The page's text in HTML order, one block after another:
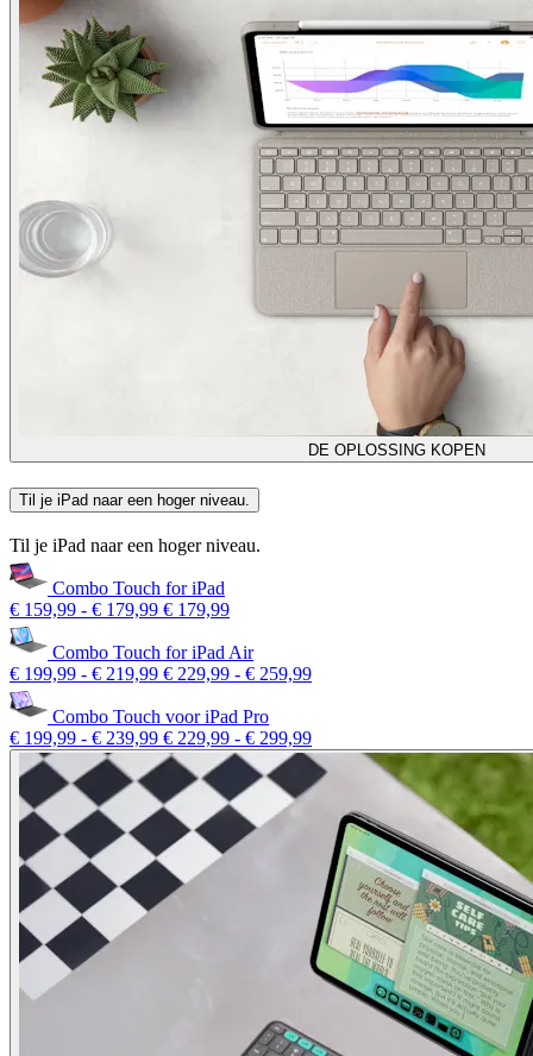
DE OPLOSSING KOPEN
Til je iPad naar een hoger niveau.
Til je iPad naar een hoger niveau.
Combo Touch for iPad
€ 159,99 - € 179,99 € 179,99
Combo Touch for iPad Air
€ 199,99 - € 219,99 € 229,99 - € 259,99
Combo Touch voor iPad Pro
€ 199,99 - € 239,99 € 229,99 - € 299,99